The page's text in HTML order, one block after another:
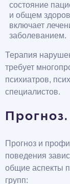
состояние
и общем
включает
заболеванием.
Терапия
требует
психиатров,
специалистов.
Прогноз и
поведения
общие аспекты
групп: